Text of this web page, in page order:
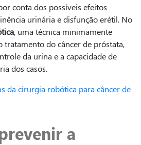
conta dos possíveis efeitos
urinária e disfunção erétil. No
, uma técnica minimamente
tratamento do câncer de próstata,
da urina e a capacidade de
dos casos.
da cirurgia robótica para câncer de
a